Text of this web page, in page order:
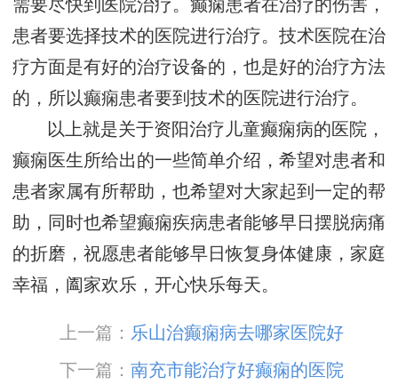
需要尽快到医院治疗。癫痫患者在治疗的伤害，
患者要选择技术的医院进行治疗。技术医院在治
疗方面是有好的治疗设备的，也是好的治疗方法
的，所以癫痫患者要到技术的医院进行治疗。
以上就是关于资阳治疗儿童癫痫病的医院，
癫痫医生所给出的一些简单介绍，希望对患者和
患者家属有所帮助，也希望对大家起到一定的帮
助，同时也希望癫痫疾病患者能够早日摆脱病痛
的折磨，祝愿患者能够早日恢复身体健康，家庭
幸福，阖家欢乐，开心快乐每天。
上一篇： 乐山治癫痫病去哪家医院好
下一篇：南充市能治疗好癫痫的医院